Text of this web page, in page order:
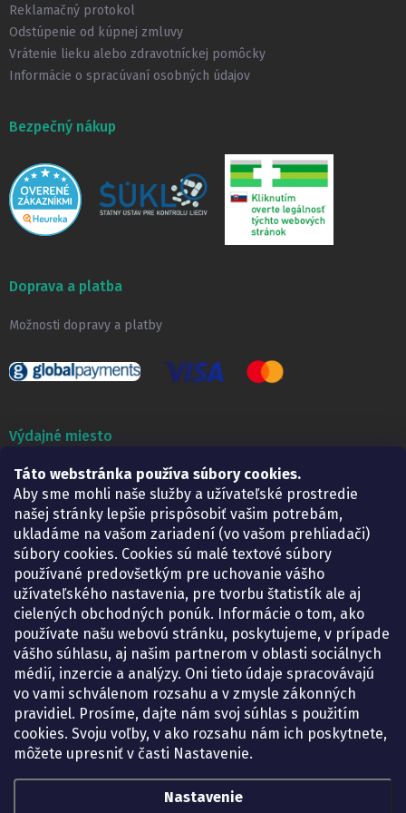
Táto webstránka používa súbory cookies.
Aby sme mohli naše služby a užívateľské prostredie
našej stránky lepšie prispôsobiť vašim potrebám,
ukladáme na vašom zariadení (vo vašom prehliadači)
súbory cookies. Cookies sú malé textové súbory
používané predovšetkým pre uchovanie vášho
užívateľského nastavenia, pre tvorbu štatistík ale aj
cielených obchodných ponúk. Informácie o tom, ako
používate našu webovú stránku, poskytujeme, v prípade
vášho súhlasu, aj našim partnerom v oblasti sociálnych
médií, inzercie a analýzy. Oni tieto údaje spracovávajú
vo vami schválenom rozsahu a v zmysle zákonných
pravidiel. Prosíme, dajte nám svoj súhlas s použitím
cookies. Svoju voľby, v ako rozsahu nám ich poskytnete,
môžete upresniť v časti Nastavenie.
Nastavenie
Reklamačný protokol
Odstúpenie od kúpnej zmluvy
Vrátenie lieku alebo zdravotníckej pomôcky
Informácie o spracúvaní osobných údajov
Bezpečný nákup
Doprava a platba
Možnosti dopravy a platby
Výdajné miesto
Lekáreň ADONAI
Košice – Smetanova 2
Pondelok:
07.30 – 15.30 h.
Utorok:
07.30 – 16.00 h.
Streda:
07.30 – 16.00 h.
Štvrtok:
07.30 – 15.30 h.
Piatok:
07.30 – 15.30 h.
KONTAKT
eshop@lekarenadonai.sk
+421 948 203 203
Nájdete nás na Facebooku.
lekarenadonai/